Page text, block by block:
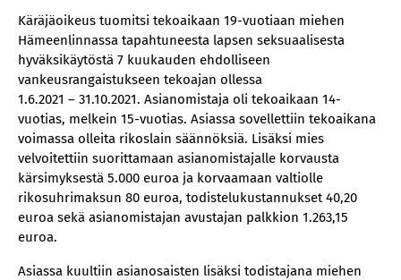
Käräjäoikeus tuomitsi tekoaikaan 19-vuotiaan miehen
Hämeenlinnassa tapahtuneesta lapsen seksuaalisesta
hyväksikäytöstä 7 kuukauden ehdolliseen
vankeusrangaistukseen tekoajan ollessa
1.6.2021 – 31.10.2021. Asianomistaja oli tekoaikaan 14-
vuotias, melkein 15-vuotias. Asiassa sovellettiin tekoaikana
voimassa olleita rikoslain säännöksiä. Lisäksi mies
velvoitettiin suorittamaan asianomistajalle korvausta
kärsimyksestä 5.000 euroa ja korvaamaan valtiolle
rikosuhrimaksun 80 euroa, todistelukustannukset 40,20
euroa sekä asianomistajan avustajan palkkion 1.263,15
euroa.
Asiassa kuultiin asianosaisten lisäksi todistajana miehen